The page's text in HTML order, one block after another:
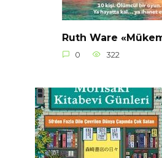
Ruth Ware
0 322